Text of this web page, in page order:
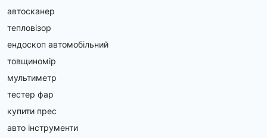
автосканер
тепловізор
ендоскоп автомобільний
товщиномір
мультиметр
тестер фар
купити прес
авто інструменти